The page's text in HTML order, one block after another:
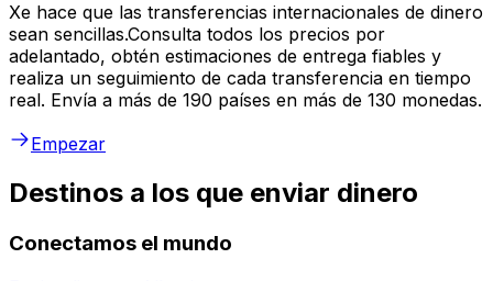
Xe hace que las transferencias internacionales de dinero
sean sencillas.Consulta todos los precios por
adelantado, obtén estimaciones de entrega fiables y
realiza un seguimiento de cada transferencia en tiempo
real. Envía a más de 190 países en más de 130 monedas.
Empezar
Destinos a los que enviar dinero
Conectamos el mundo